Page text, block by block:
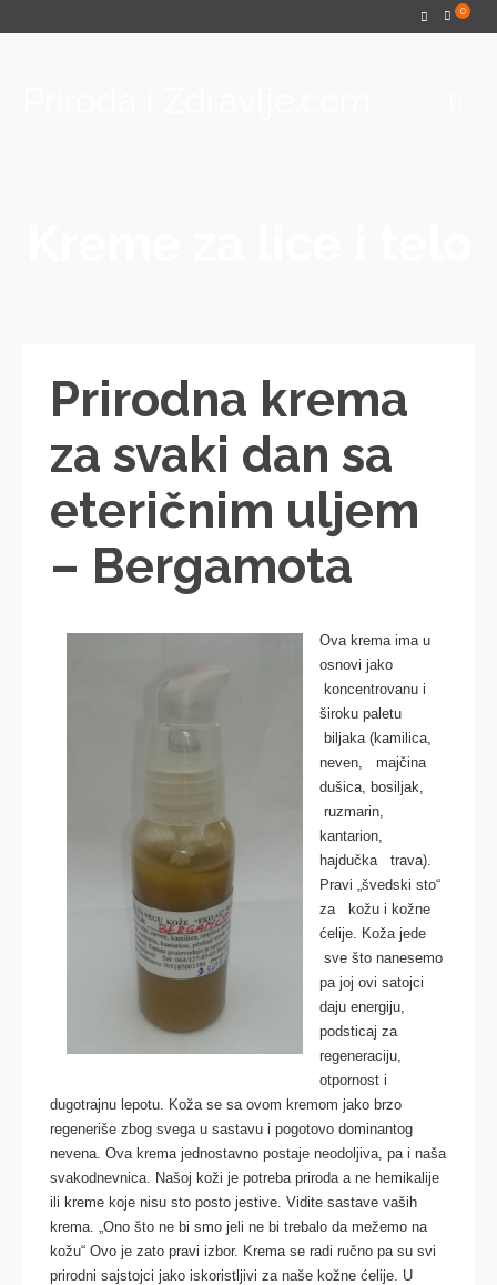
0
Prirodna krema
za svaki dan sa
eteričnim uljem
– Bergamota
Ova krema ima u
osnovi jako
koncentrovanu i
široku paletu
biljaka (kamilica,
neven, majčina
dušica, bosiljak,
ruzmarin,
kantarion,
hajdučka trava).
Pravi „švedski sto“
za kožu i kožne
ćelije. Koža jede
sve što nanesemo
pa joj ovi satojci
daju energiju,
podsticaj za
regeneraciju,
otpornost i
dugotrajnu lepotu. Koža se sa ovom kremom jako brzo
regeneriše zbog svega u sastavu i pogotovo dominantog
nevena. Ova krema jednostavno postaje neodoljiva, pa i naša
svakodnevnica. Našoj koži je potreba priroda a ne hemikalije
ili kreme koje nisu sto posto jestive. Vidite sastave vaših
krema. „Ono što ne bi smo jeli ne bi trebalo da mežemo na
kožu“ Ovo je zato pravi izbor. Krema se radi ručno pa su svi
prirodni sajstojci jako iskoristljivi za naše kožne ćelije. U